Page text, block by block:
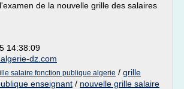
de la nouvelle grille des salaires
14:38:09
dz.com
salaire fonction publique algerie / grille
enseignant / nouvelle grille salaire